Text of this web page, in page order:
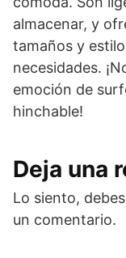
almacenar, y
tamaños y
necesidades.
emoción de
hinchable!
Deja una
Lo siento,
un comentario.